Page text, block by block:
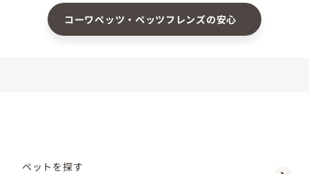
コーワペッツ・ペッツフレンズの安心
ペットを探す